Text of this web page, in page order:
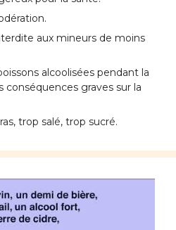
aux mineurs de moins
alcoolisées pendant la
conséquences graves sur la
trop salé, trop sucré.